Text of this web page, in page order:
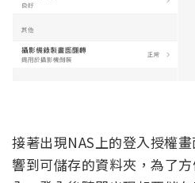
接著出現NAS上的登入授權
響到可儲存的資料夾，為了